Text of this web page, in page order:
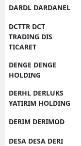
DARDL DARDANEL
DCTTR DCT
TRADING DIS
TICARET
DENGE DENGE
HOLDING
DERHL DERLUKS
YATIRIM HOLDING
DERIM DERIMOD
DESA DESA DERI